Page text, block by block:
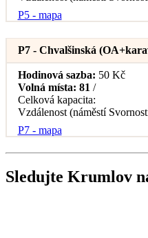
P5 - mapa
P7 - Chvalšinská
Hodinová sazba: 50 Kč
Volná místa: 81 /
Celková kapacita:
Vzdálenost (náměstí
P7 - mapa
Sledujte Krumlov